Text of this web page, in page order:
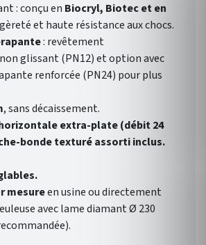
: conçu en Biocryl, Biotec et en
et haute résistance aux chocs.
: revêtement
glissant (PN12) et option avec
renforcée (PN24) pour plus
, sans décaissement.
extra-plate (débit 24
bonde texturé assorti inclus.
mesureen usine ou directement
avec lame diamant Ø 230